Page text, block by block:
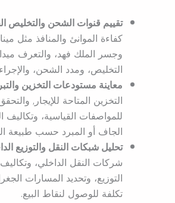
تقييم قنوات الشحن والتخليص
كفاءة الموانئ والمنافذ مثل
وجسر الملك فهد، والتعرف
التخليص، ومدد الشحن،
معاينة مستودعات التخزين
التخزين المتاحة للإيجار,
للمواصفات القياسية، وتكاليف
الجاف أو المبرد حسب طبيعة
تحليل شبكات النقل والتوزيع
شركات النقل الداخلي،
التوزيع، وتحديد المسارات
تكلفة للوصول لنقاط البيع.